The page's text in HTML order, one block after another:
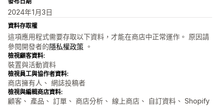
2024年1月3日
資料存取權
這項應用程式需要存取以下資料，才能在商店中正常運作。 原因請
參閱開發者的隱私權政策 。
檢視顧客資料:
裝置與活動資料
檢視員工與協作者資料:
商店擁有人、 網誌投稿者
檢視與編輯商店資料:
顧客、 產品、 訂單、 商店分析、 線上商店、 自訂資料、 Shopify